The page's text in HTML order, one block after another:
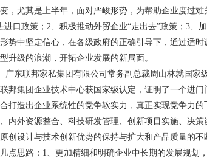
，尤其是上半年，面对严峻形势，为帮助企业度过难
口政策；2、积极推动外贸企业“走出去”政策；3、
势中坚定信心，在各级政府的正确引导下，通过适时
升级的浪潮，开拓企业发展的新局面。
东联邦家私集团有限公司常务副总裁周山林就国家
邦集团企业技术中心获国家级认定，证明了一个进门
打造出企业系统性的竞争软实力，真正实现竞争力的
内外资源整合、科技研发管理、创新项目实施、决策
创设计与技术创新优势的保持与扩大和产品质量的不
点思路：1、更加精细和明确企业中长期的发展规划